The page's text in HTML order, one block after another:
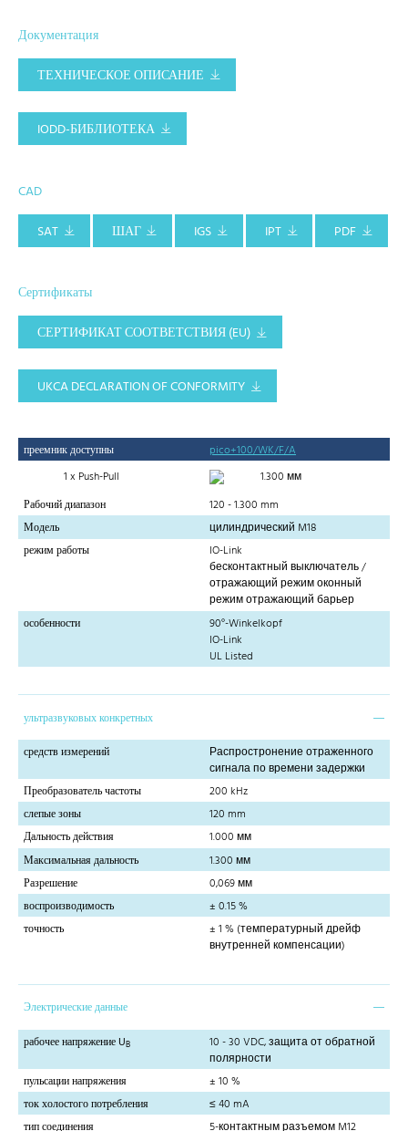
Документация
ТЕХНИЧЕСКОЕ ОПИСАНИЕ
IODD-БИБЛИОТЕКА
CAD
SAT
ШАГ IGS IPT PDF
Сертификаты
СЕРТИФИКАТ СООТВЕТСТВИЯ (EU)
UKCA DECLARATION OF CONFORMITY
преемник доступны
pico+100/WK/F/A
1 x Push-Pull
1.300 мм
Рабочий диапазон
120 - 1.300 mm
Модель
цилиндрический M18
режим работы
IO-Link
бесконтактный выключатель /
отражающий режим оконный
режим отражающий барьер
особенности
90°-Winkelkopf
IO-Link
UL Listed
ультразвуковых конкретных
средств измерений
Распростронение отраженного
сигнала по времени задержки
Преобразователь частоты
200 kHz
слепые зоны
120 mm
Дальность действия
1.000 мм
Максимальная дальность
1.300 мм
Разрешение
0,069 мм
воспроизводимость
± 0.15 %
точность
± 1 % (температурный дрейф
внутренней компенсации)
Электрические данные
рабочее напряжение UB
10 - 30 VDC, защита от обратной
полярности
пульсации напряжения
± 10 %
ток холостого потребления
≤ 40 mA